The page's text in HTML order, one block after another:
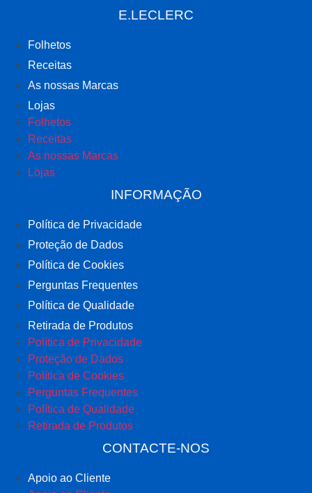
E.LECLERC
Folhetos
Receitas
As nossas Marcas
Lojas
Folhetos
Receitas
As nossas Marcas
Lojas
INFORMAÇÃO
Política de Privacidade
Proteção de Dados
Política de Cookies
Perguntas Frequentes
Política de Qualidade
Retirada de Produtos
Política de Privacidade
Proteção de Dados
Política de Cookies
Perguntas Frequentes
Política de Qualidade
Retirada de Produtos
CONTACTE-NOS
Apoio ao Cliente